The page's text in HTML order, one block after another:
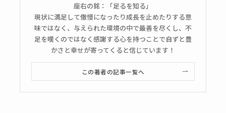
座右の銘：「足るを知る」
現状に満足して傲慢になったり成長を止めたりする意
味ではなく、与えられた環境の中で最善を尽くし、不
足を嘆くのではなく感謝する心を持つことで自ずと豊
かさと幸せが寄ってくると信じています！
この著者の記事一覧へ